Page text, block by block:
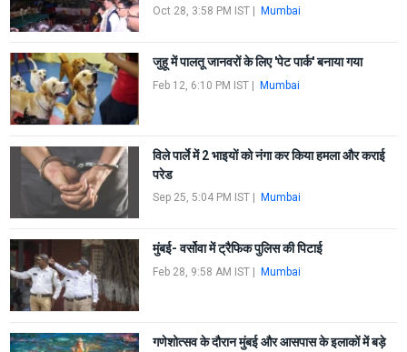
Oct 28, 3:58 PM IST| Mumbai
जुहू में पालतू जानवरों के लिए 'पेट पार्क' बनाया गया
Feb 12, 6:10 PM IST| Mumbai
विले पार्ले में 2 भाइयों को नंगा कर किया हमला और कराई
परेड
Sep 25, 5:04 PM IST| Mumbai
मुंबई- वर्सोवा में ट्रैफिक पुलिस की पिटाई
Feb 28, 9:58 AM IST| Mumbai
गणेशोत्सव के दौरान मुंबई और आसपास के इलाकों में बड़े